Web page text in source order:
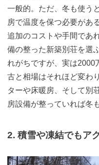
一般的。ただ、冬も使う
房で温度を保つ必要があ
追加のコストや手間であ
備の整った新築別荘を選
れがちですが、実は2000
古と相場はそれほど変わ
ターや床暖房、そして別
房設備が整っていれば冬
2. 積雪や凍結でもア